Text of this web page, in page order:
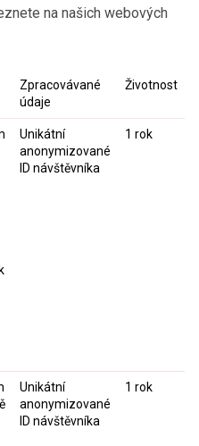
na našich webových
Zpracovávané
údaje
Životnost
Unikátní
anonymizované
ID návštěvníka
1 rok
Unikátní
anonymizované
ID návštěvníka
1 rok